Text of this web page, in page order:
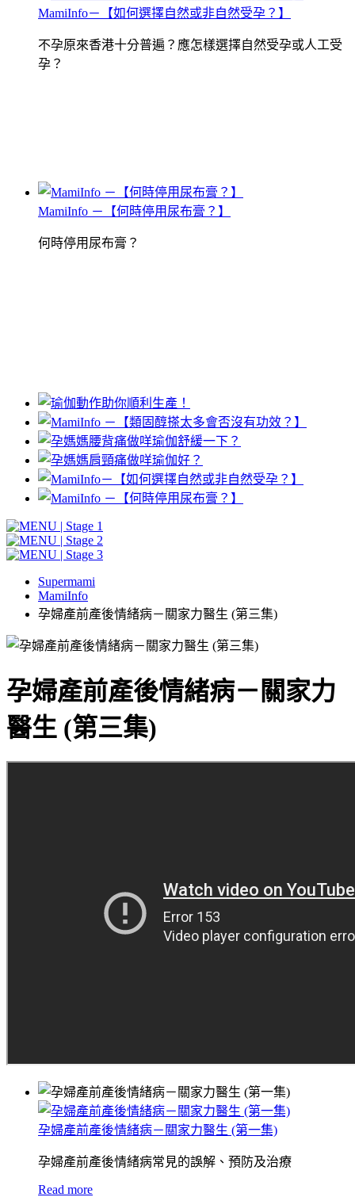
MamiInfo－【如何選擇自然或非自然受孕？】
不孕原來香港十分普遍？應怎樣選擇自然受孕或人工受
孕？
MamiInfo －【何時停用尿布膏？】
何時停用尿布膏？
Supermami
MamiInfo
孕婦產前產後情緒病－關家力醫生 (第三集)
孕婦產前產後情緒病－關家力
醫生 (第三集)
孕婦產前產後情緒病－關家力醫生 (第一集)
孕婦產前產後情緒病常見的誤解、預防及治療
Read more